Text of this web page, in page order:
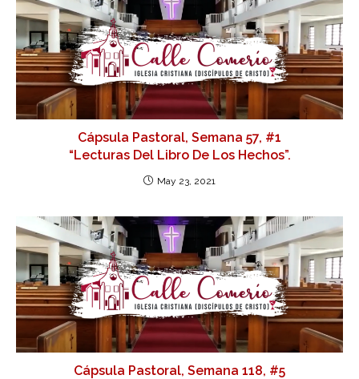
Cápsula Pastoral, Semana 57, #1
“Lecturas Del Libro De Los Hechos”.
May 23, 2021
Cápsula Pastoral, Semana 118, #5